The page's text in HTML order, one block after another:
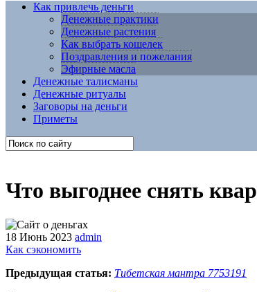
Как привлечь деньги
Денежные практики
Денежные растения
Как выбрать кошелек
Поздравления и пожелания
Эфирные масла
Денежные талисманы
Денежные ритуалы
Заговоры на деньги
Приметы
Что выгоднее снять
18 Июнь 2023 admin
Как сэкономить
Предыдущая статья: Тибетская мантра 7753191